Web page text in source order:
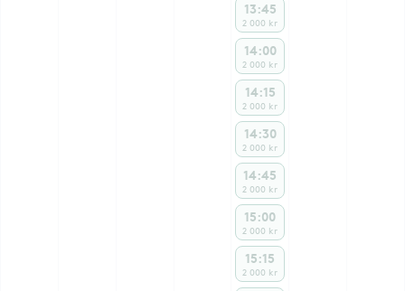
13:45
2 000 kr
14:00
2 000 kr
14:15
2 000 kr
14:30
2 000 kr
14:45
2 000 kr
15:00
2 000 kr
15:15
2 000 kr